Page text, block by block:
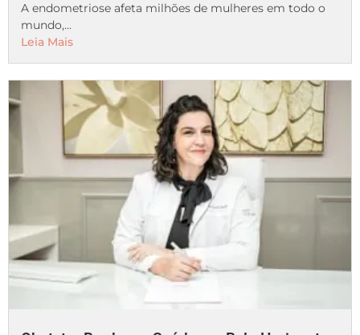
A endometriose afeta milhões de mulheres em todo o
mundo,...
Leia Mais